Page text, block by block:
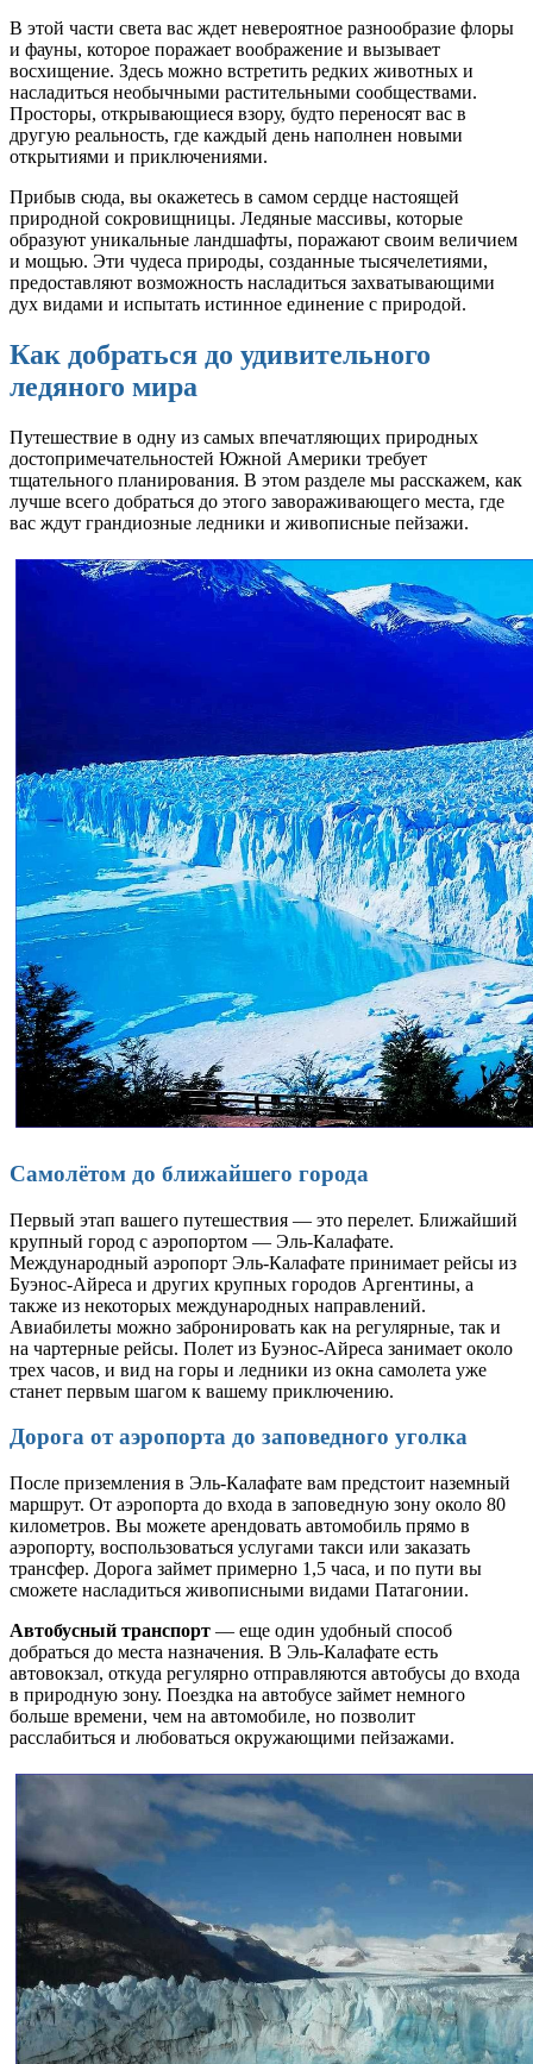
В этой части света вас ждет невероятное разнообразие флоры
и фауны, которое поражает воображение и вызывает
восхищение. Здесь можно встретить редких животных и
насладиться необычными растительными сообществами.
Просторы, открывающиеся взору, будто переносят вас в
другую реальность, где каждый день наполнен новыми
открытиями и приключениями.
Прибыв сюда, вы окажетесь в самом сердце настоящей
природной сокровищницы. Ледяные массивы, которые
образуют уникальные ландшафты, поражают своим величием
и мощью. Эти чудеса природы, созданные тысячелетиями,
предоставляют возможность насладиться захватывающими
дух видами и испытать истинное единение с природой.
Как добраться до удивительного
ледяного мира
Путешествие в одну из самых впечатляющих природных
достопримечательностей Южной Америки требует
тщательного планирования. В этом разделе мы расскажем, как
лучше всего добраться до этого завораживающего места, где
вас ждут грандиозные ледники и живописные пейзажи.
Самолётом до ближайшего города
Первый этап вашего путешествия — это перелет. Ближайший
крупный город с аэропортом — Эль-Калафате.
Международный аэропорт Эль-Калафате принимает рейсы из
Буэнос-Айреса и других крупных городов Аргентины, а
также из некоторых международных направлений.
Авиабилеты можно забронировать как на регулярные, так и
на чартерные рейсы. Полет из Буэнос-Айреса занимает около
трех часов, и вид на горы и ледники из окна самолета уже
станет первым шагом к вашему приключению.
Дорога от аэропорта до заповедного уголка
После приземления в Эль-Калафате вам предстоит наземный
маршрут. От аэропорта до входа в заповедную зону около 80
километров. Вы можете арендовать автомобиль прямо в
аэропорту, воспользоваться услугами такси или заказать
трансфер. Дорога займет примерно 1,5 часа, и по пути вы
сможете насладиться живописными видами Патагонии.
Автобусный транспорт — еще один удобный способ
добраться до места назначения. В Эль-Калафате есть
автовокзал, откуда регулярно отправляются автобусы до входа
в природную зону. Поездка на автобусе займет немного
больше времени, чем на автомобиле, но позволит
расслабиться и любоваться окружающими пейзажами.